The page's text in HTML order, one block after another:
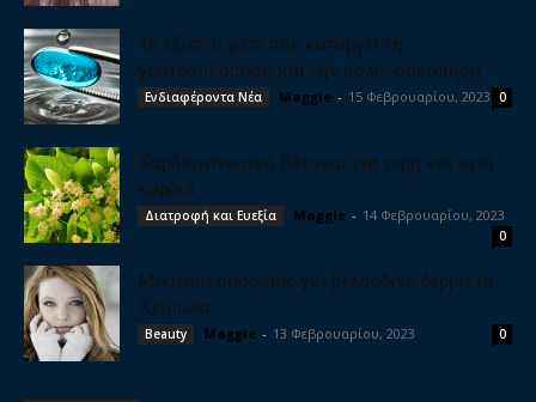
Το έξυπνο χάπι που καταργεί τη
γαστροσκόπηση και την κολονοσκόπηση
Ενδιαφέροντα Νέα Maggie - 15 Φεβρουαρίου, 2023 0
Καρδιοτονωτικά βότανα, για γερή και υγιή
καρδιά
Διατροφή και Ευεξία Maggie - 14 Φεβρουαρίου, 2023
0
Μυστικά ομορφιάς για βελούδινο δέρμα το
Χειμώνα
Beauty Maggie - 13 Φεβρουαρίου, 2023 0